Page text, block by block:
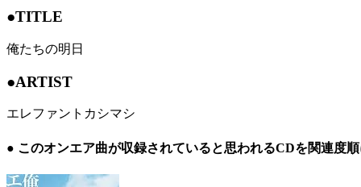
●TITLE
俺たちの明日
●ARTIST
エレファントカシマシ
● このオンエア曲が収録されていると思われるCDを関連度